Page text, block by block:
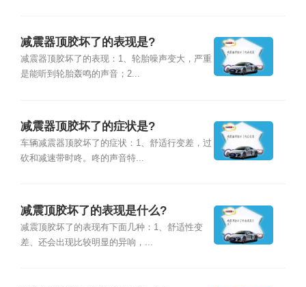
减震器顶胶坏了的表现是?
减震器顶胶坏了的表现：1、轮胎噪声变大，严重
是能听到轮胎轰鸣的声音；2...
减震器顶胶坏了的症状是?
车辆减震器顶胶坏了的症状：1、舒适行变差，过
砍和减速带时咚。咚的声音特...
减震顶胶坏了的表现是什么?
减震顶胶坏了的表现有下面几种：1、舒适性变
差、还会出现比较明显的异响，...